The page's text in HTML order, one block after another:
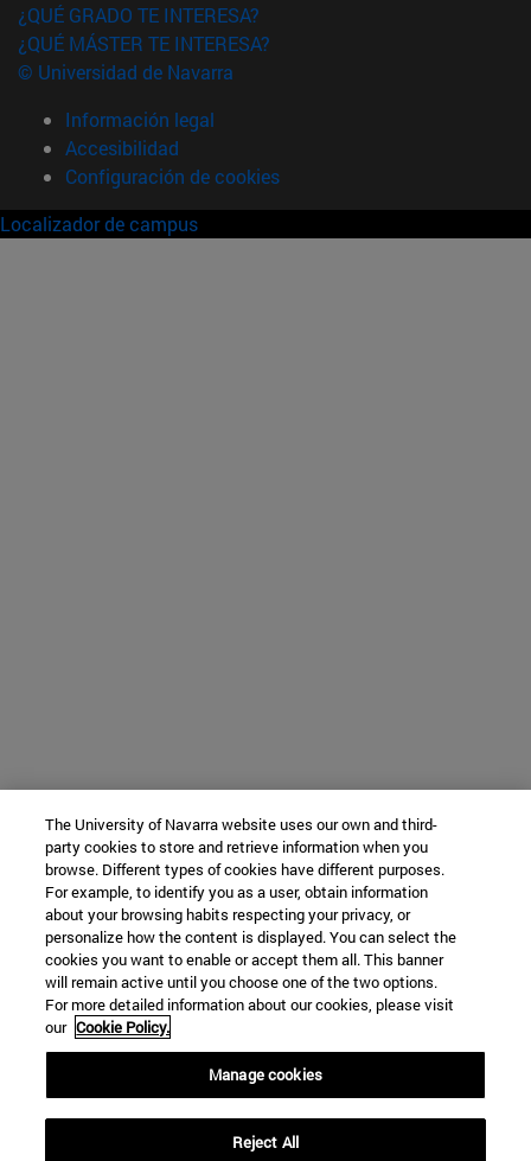
¿QUÉ GRADO TE INTERESA?
¿QUÉ MÁSTER TE INTERESA?
© Universidad de Navarra
Información legal
Accesibilidad
Configuración de cookies
Localizador de campus
The University of Navarra website uses our own and third-
party cookies to store and retrieve information when you
browse. Different types of cookies have different purposes.
For example, to identify you as a user, obtain information
about your browsing habits respecting your privacy, or
personalize how the content is displayed. You can select the
cookies you want to enable or accept them all. This banner
will remain active until you choose one of the two options.
For more detailed information about our cookies, please visit
our Cookie Policy.
Manage cookies
Reject All